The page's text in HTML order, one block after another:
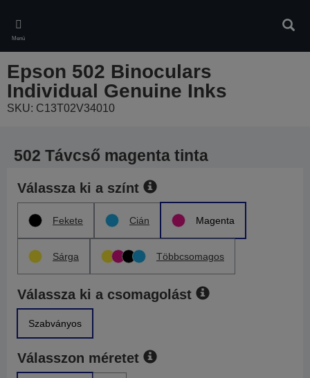
main
content
Menü
Epson 502 Binoculars
Individual Genuine Inks
SKU: C13T02V34010
502 Távcső magenta tinta
Válassza ki a színt
Fekete Cián Magenta
Sárga Többcsomagos
Válassza ki a csomagolást
Szabványos
Válasszon méretet